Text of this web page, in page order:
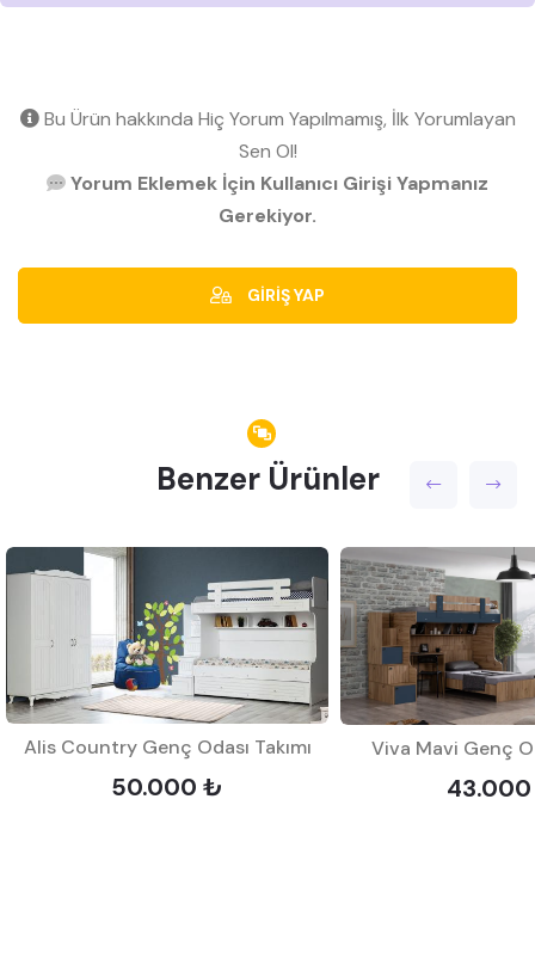
Bu Ürün hakkında Hiç Yorum Yapılmamış, İlk Yorumlayan
Sen Ol!
Yorum Eklemek İçin Kullanıcı Girişi Yapmanız
Gerekiyor.
GİRİŞ YAP
Benzer Ürünler
Alis Country Genç Odası Takımı
50.000 ₺
Viva Mavi Genç